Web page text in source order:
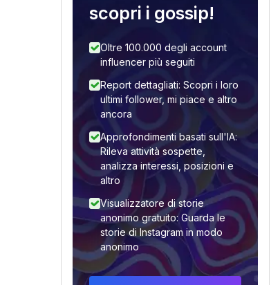
scopri i gossip!
Oltre 100.000 degli account
influencer più seguiti
Report dettagliati: Scopri i loro
ultimi follower, mi piace e altro
ancora
Approfondimenti basati sull'IA:
Rileva attività sospette,
analizza interessi, posizioni e
altro
Visualizzatore di storie
anonimo gratuito: Guarda le
storie di Instagram in modo
anonimo